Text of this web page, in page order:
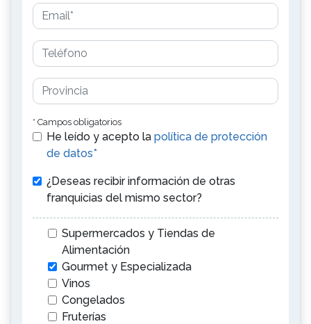
* Campos obligatorios
He leído y acepto la política de protección
de datos*
¿Deseas recibir información de otras
franquicias del mismo sector?
Supermercados y Tiendas de
Alimentación
Gourmet y Especializada
Vinos
Congelados
Fruterías